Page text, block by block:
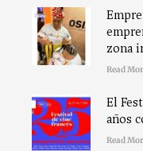
zona
Read
El
años
Read